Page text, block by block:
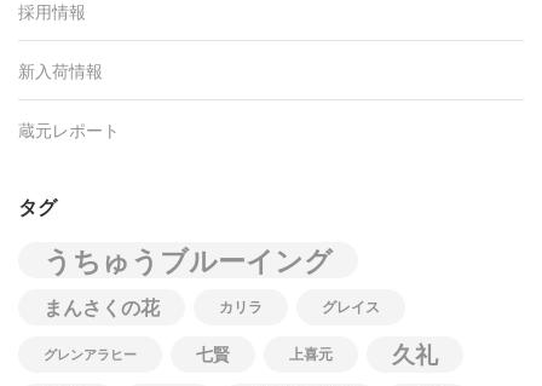
採用情報
新入荷情報
蔵元レポート
タグ
うちゅうブルーイング
まんさくの花 カリラ グレイス
グレンアラヒー 七賢 上喜元
久礼